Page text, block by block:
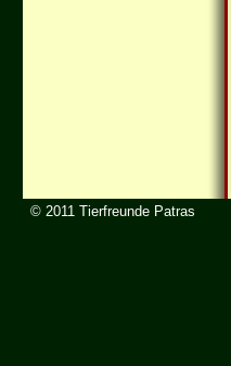
© 2011 Tierfreunde Patras